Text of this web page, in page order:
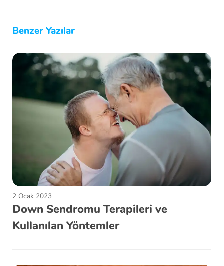
Benzer Yazılar
2 Ocak 2023
Down Sendromu Terapileri ve
Kullanılan Yöntemler